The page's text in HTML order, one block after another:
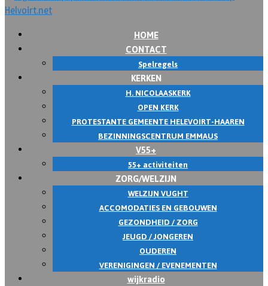
HOME
CONTACT
Spelregels
KERKEN
H. NICOLAASKERK
OPEN KERK
PROTESTANTE GEMEENTE HELEVOIRT-HAAREN
BEZINNINGSCENTRUM EMMAUS
V55+
55+ activiteiten
ZORG/WELZIJN
WELZIJN VUGHT
ACCOMODATIES EN GEBOUWEN
GEZONDHEID / ZORG
JEUGD / JONGEREN
OUDEREN
VERENIGINGEN / EVENEMENTEN
wijkradio